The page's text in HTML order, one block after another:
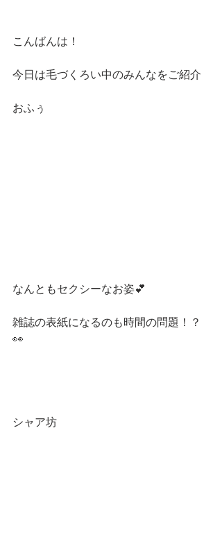
こんばんは！
今日は毛づくろい中のみんなをご紹介
おふぅ
なんともセクシーなお姿💕
雑誌の表紙になるのも時間の問題！？
👀
シャア坊